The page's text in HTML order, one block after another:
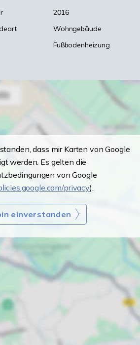
2016
Wohngebäude
Fußbodenheizung
dass mir Karten von Google
werden. Es gelten die
von Google
privacy).
einverstanden